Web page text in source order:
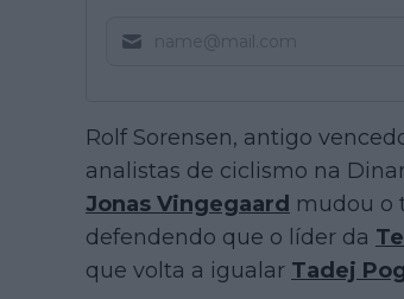
Rolf Sorensen, antigo
analistas de ciclismo na
Jonas Vingegaard mudou o
defendendo que o líder da
que volta a igualar Tadej